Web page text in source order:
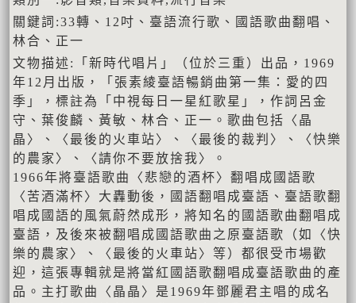
關鍵詞:33轉、12吋、臺語流行歌、國語歌曲翻唱、
林合、正一
文物描述:「新時代唱片」（位於三重）出品，1969
年12月出版，「張素綾臺語暢銷曲第一集：愛的四
季」，標註為「中視每日一星紅歌星」，作詞呂金
守、葉俊麟、黃敏、林合、正一。歌曲包括〈晶
晶〉、〈最後的火車站〉、〈最後的裁判〉、〈快樂
的農家〉、〈請你不要放捨我〉。
1966年將臺語歌曲〈悲戀的酒杯〉翻唱成國語歌
〈苦酒滿杯〉大轟動後，國語翻唱成臺語、臺語歌翻
唱成國語的風氣蔚然成形，將知名的國語歌曲翻唱成
臺語，及後來被翻唱成國語歌曲之原臺語歌（如〈快
樂的農家〉、〈最後的火車站〉等）都很受市場歡
迎，這張專輯就是將當紅國語歌翻唱成臺語歌曲的產
品。主打歌曲〈晶晶〉是1969年鄧麗君主唱的成名